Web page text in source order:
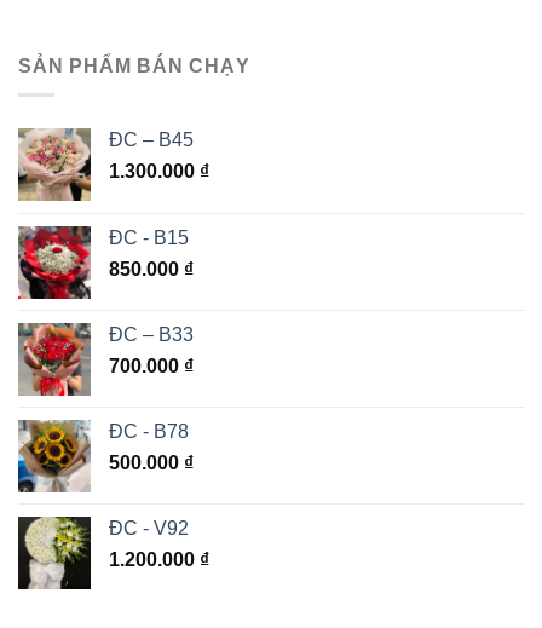
SẢN PHẨM BÁN CHẠY
ĐC – B45
1.300.000 ₫
ĐC - B15
850.000 ₫
ĐC – B33
700.000 ₫
ĐC - B78
500.000 ₫
ĐC - V92
1.200.000 ₫